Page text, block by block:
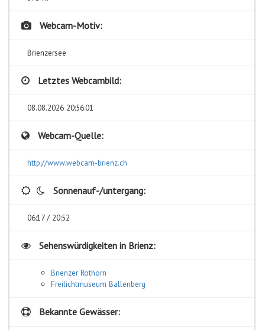
Webcam-Motiv:
Brienzersee
Letztes Webcambild:
08.08.2026 20:56:01
Webcam-Quelle:
http://www.webcam-brienz.ch
Sonnenauf-/untergang:
06:17 / 20:52
Sehenswürdigkeiten in Brienz:
Brienzer Rothorn
Freilichtmuseum Ballenberg
Bekannte Gewässer: